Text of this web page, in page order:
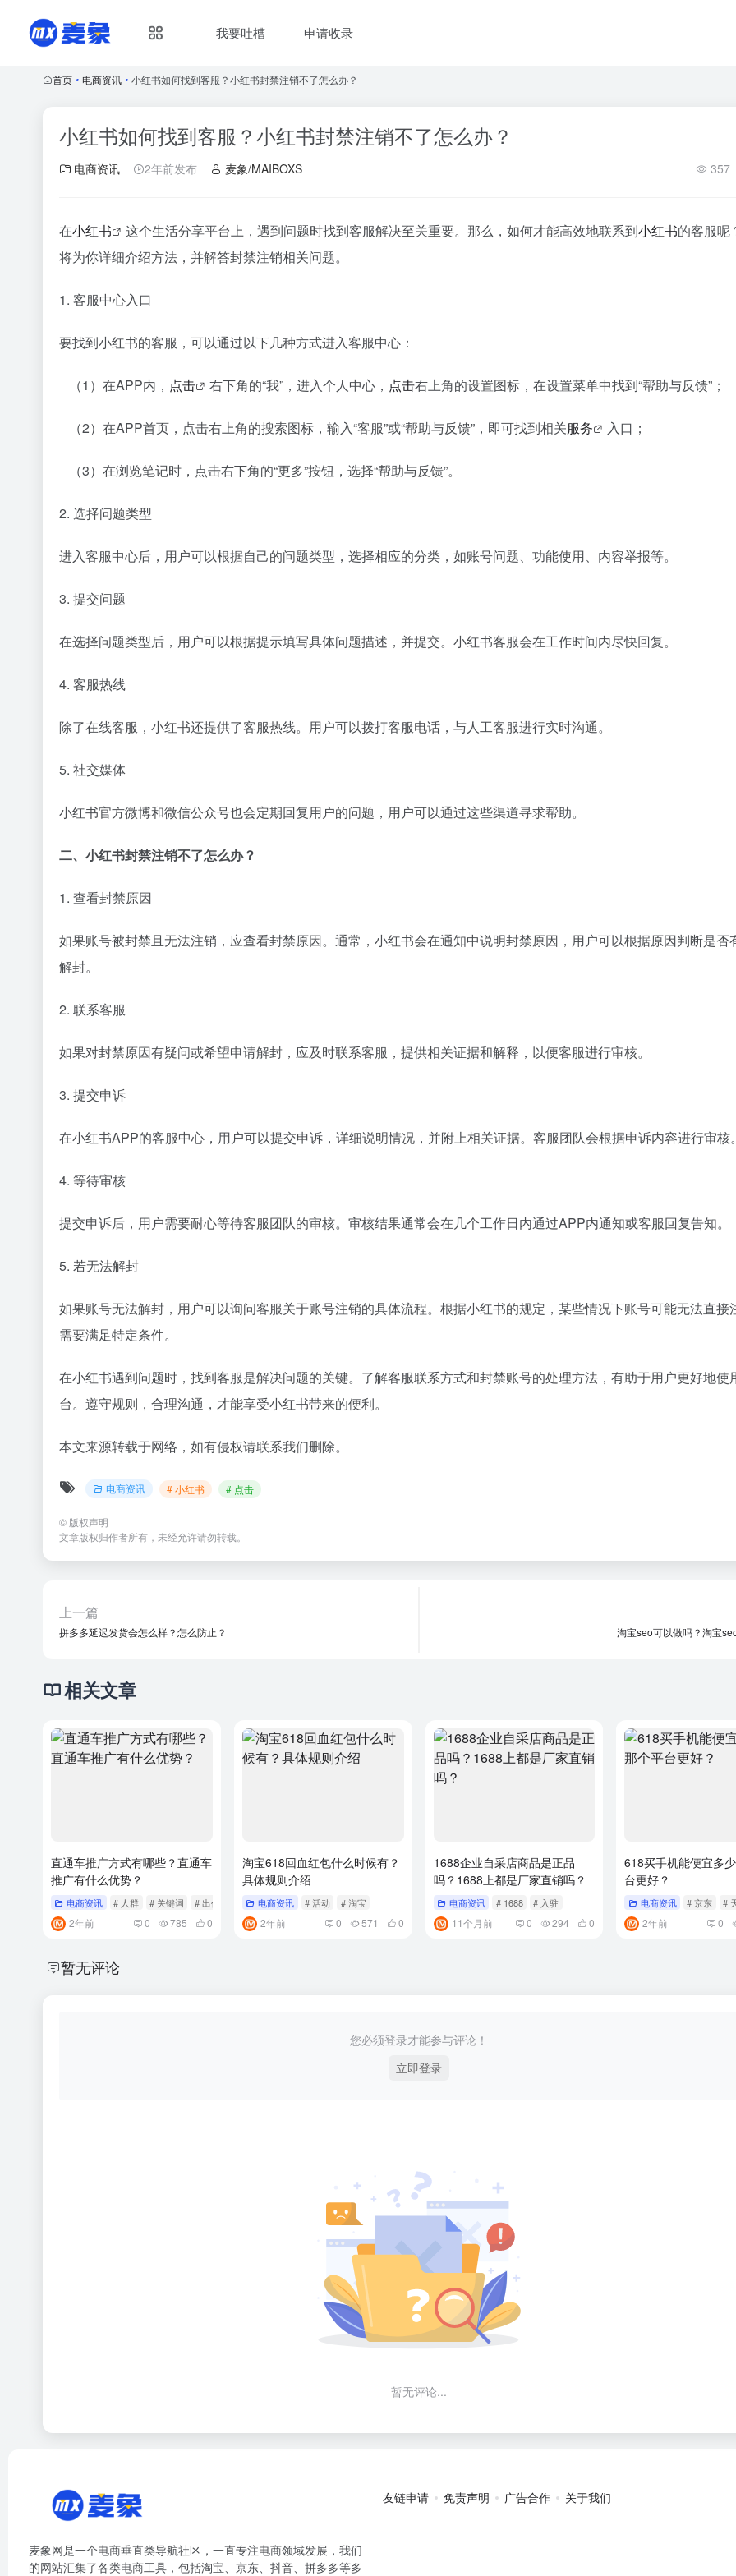
我要吐槽 申请收录
首页 • 电商资讯 • 小红书如何找到客服？小红书封禁注销不了怎么办？
小红书如何找到客服？小红书封禁注销不了怎么办？
电商资讯 2年前发布 麦象/MAIBOXS 357
在小红书 这个生活分享平台上，遇到问题时找到客服解决至关重要。那么，如何才能高效地联系到小红书的客服呢
将为你详细介绍方法，并解答封禁注销相关问题。
1. 客服中心入口
要找到小红书的客服，可以通过以下几种方式进入客服中心：
（1）在APP内， 点击 右下角的“我”，进入个人中心， 点击右上角的设置图标，在设置菜单中找到“帮助与反馈”；
（2）在APP首页，点击右上角的搜索图标，输入“客服”或“帮助与反馈”，即可找到相关服务 入口；
（3）在浏览笔记时，点击右下角的“更多”按钮，选择“帮助与反馈”。
2. 选择问题类型
进入客服中心后，用户可以根据自己的问题类型，选择相应的分类，如账号问题、功能使用、内容举报等。
3. 提交问题
在选择问题类型后，用户可以根据提示填写具体问题描述，并提交。小红书客服会在工作时间内尽快回复。
4. 客服热线
除了在线客服，小红书还提供了客服热线。用户可以拨打客服电话，与人工客服进行实时沟通。
5. 社交媒体
小红书官方微博和微信公众号也会定期回复用户的问题，用户可以通过这些渠道寻求帮助。
二、小红书封禁注销不了怎么办？
1. 查看封禁原因
如果账号被封禁且无法注销，应查看封禁原因。通常，小红书会在通知中说明封禁原因，用户可以根据原因判断是否
解封。
2. 联系客服
如果对封禁原因有疑问或希望申请解封，应及时联系客服，提供相关证据和解释，以便客服进行审核。
3. 提交申诉
在小红书APP的客服中心，用户可以提交申诉，详细说明情况，并附上相关证据。客服团队会根据申诉内容进行审核。
4. 等待审核
提交申诉后，用户需要耐心等待客服团队的审核。审核结果通常会在几个工作日内通过APP内通知或客服回复告知。
5. 若无法解封
如果账号无法解封，用户可以询问客服关于账号注销的具体流程。根据小红书的规定，某些情况下账号可能无法直接
需要满足特定条件。
在小红书遇到问题时，找到客服是解决问题的关键。了解客服联系方式和封禁账号的处理方法，有助于用户更好地使
台。遵守规则，合理沟通，才能享受小红书带来的便利。
本文来源转载于网络，如有侵权请联系我们删除。
电商资讯 # 小红书 # 点击
© 版权声明
文章版权归作者所有，未经允许请勿转载。
上一篇
拼多多延迟发货会怎么样？怎么防止？ 淘宝seo可以做吗？淘宝
相关文章
直通车推广方式有哪些？直通车
推广有什么优势？
电商资讯 # 人群 # 关键词 # 出价
2年前 0 785 0
淘宝618回血红包什么时候有？
具体规则介绍
电商资讯 # 活动 # 淘宝
2年前 0 571 0
1688企业自采店商品是正品
吗？1688上都是厂家直销吗？
电商资讯 # 1688 # 入驻
11个月前 0 294 0
618买手机能便宜多
台更好？
电商资讯 # 京东 #
2年前 0
暂无评论
您必须登录才能参与评论！
立即登录
暂无评论...
麦象网是一个电商垂直类导航社区，一直专注电商领域发展，我们
的网站汇集了各类电商工具，包括淘宝、京东、抖音、拼多多等多
友链申请 免责声明 广告合作 关于我们